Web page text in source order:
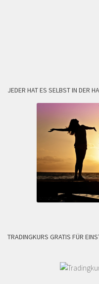
JEDER HAT ES SELBST IN DER
TRADINGKURS GRATIS FÜR